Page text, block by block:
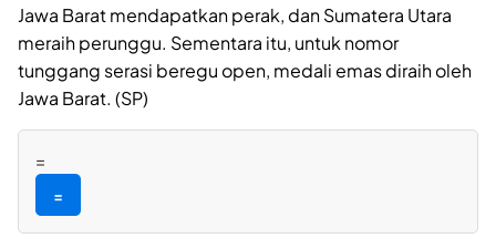
Jawa Barat mendapatkan perak, dan Sumatera Utara
meraih perunggu. Sementara itu, untuk nomor
tunggang serasi beregu open, medali emas diraih oleh
Jawa Barat. (SP)
=
=